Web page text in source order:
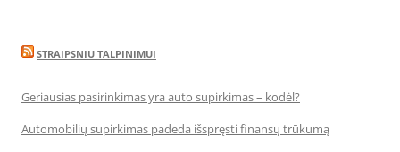
STRAIPSNIU TALPINIMUI
Geriausias pasirinkimas yra auto supirkimas – kodėl?
Automobilių supirkimas padeda išspręsti finansų trūkumą